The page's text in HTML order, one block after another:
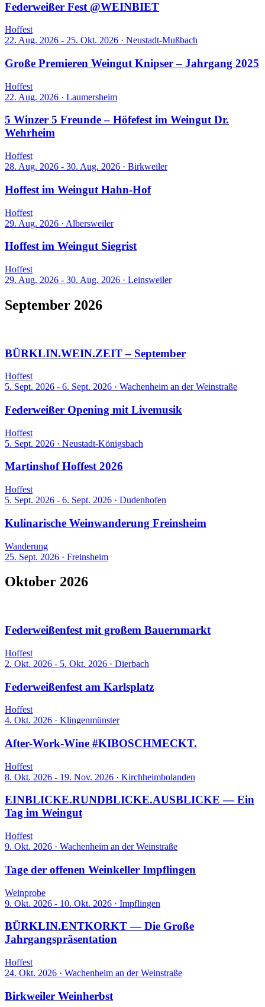
Federweißer Fest @WEINBIET
Hoffest
22. Aug. 2026 - 25. Okt. 2026 · Neustadt-Mußbach
Große Premieren Weingut Knipser – Jahrgang 2025
Hoffest
22. Aug. 2026 · Laumersheim
5 Winzer 5 Freunde – Höfefest im Weingut Dr.
Wehrheim
Hoffest
28. Aug. 2026 - 30. Aug. 2026 · Birkweiler
Hoffest im Weingut Hahn-Hof
Hoffest
29. Aug. 2026 · Albersweiler
Hoffest im Weingut Siegrist
Hoffest
29. Aug. 2026 - 30. Aug. 2026 · Leinsweiler
September 2026
BÜRKLIN.WEIN.ZEIT – September
Hoffest
5. Sept. 2026 - 6. Sept. 2026 · Wachenheim an der Weinstraße
Federweißer Opening mit Livemusik
Hoffest
5. Sept. 2026 · Neustadt-Königsbach
Martinshof Hoffest 2026
Hoffest
5. Sept. 2026 - 6. Sept. 2026 · Dudenhofen
Kulinarische Weinwanderung Freinsheim
Wanderung
25. Sept. 2026 · Freinsheim
Oktober 2026
Federweißenfest mit großem Bauernmarkt
Hoffest
2. Okt. 2026 - 5. Okt. 2026 · Dierbach
Federweißenfest am Karlsplatz
Hoffest
4. Okt. 2026 · Klingenmünster
After-Work-Wine #KIBOSCHMECKT.
Hoffest
8. Okt. 2026 - 19. Nov. 2026 · Kirchheimbolanden
EINBLICKE.RUNDBLICKE.AUSBLICKE — Ein
Tag im Weingut
Hoffest
9. Okt. 2026 · Wachenheim an der Weinstraße
Tage der offenen Weinkeller Impflingen
Weinprobe
9. Okt. 2026 - 10. Okt. 2026 · Impflingen
BÜRKLIN.ENTKORKT — Die Große
Jahrgangspräsentation
Hoffest
24. Okt. 2026 · Wachenheim an der Weinstraße
Birkweiler Weinherbst